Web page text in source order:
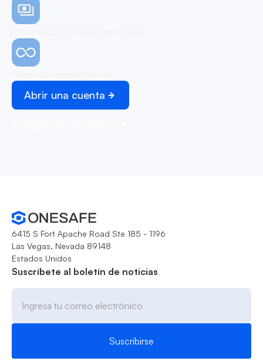
Abrir una cuenta
6415 S Fort Apache Road Ste 185 - 1196
Las Vegas, Nevada 89148
Estados Unidos
Suscríbete al boletín de noticias